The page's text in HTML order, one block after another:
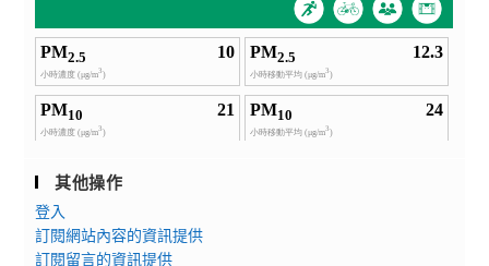
其他操作
登入
訂閱網站內容的資訊提供
訂閱留言的資訊提供